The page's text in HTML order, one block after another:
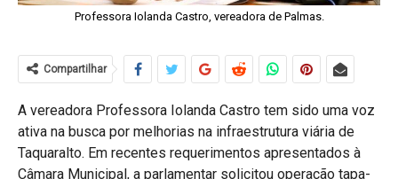
Professora Iolanda Castro, vereadora de Palmas.
Compartilhar
A vereadora Professora Iolanda Castro tem sido uma voz
ativa na busca por melhorias na infraestrutura viária de
Taquaralto. Em recentes requerimentos apresentados à
Câmara Municipal, a parlamentar solicitou operação tapa-